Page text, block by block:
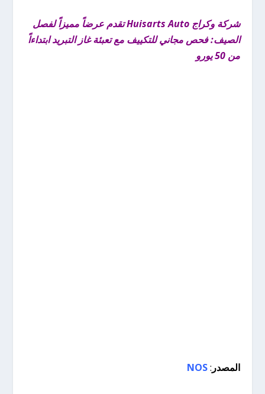
شركة وكراج Huisarts Auto تقدم عرضاً مميزاً لفصل
الصيف: فحص مجاني للتكييف مع تعبئة غاز التبريد ابتداءاً
من 50 يورو
المصدر :
NOS